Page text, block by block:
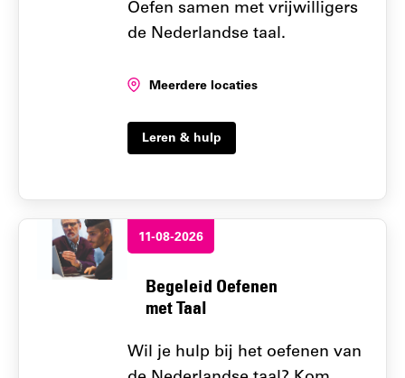
Oefen samen met vrijwilligers
de Nederlandse taal.
Locatie:
Meerdere locaties
Leren & hulp
11-08-2026
Begeleid Oefenen
met Taal
Wil je hulp bij het oefenen van